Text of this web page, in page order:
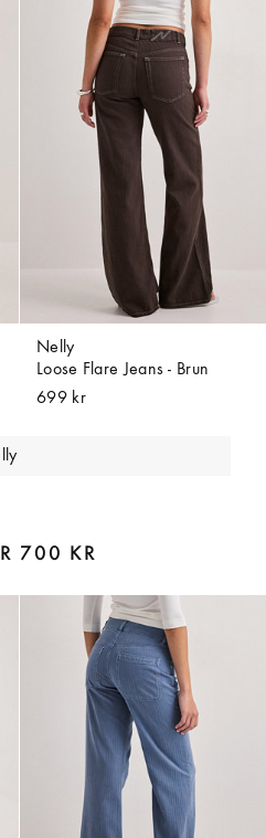
Nelly
Loose Flare Jeans - Brun
699 kr
700 KR